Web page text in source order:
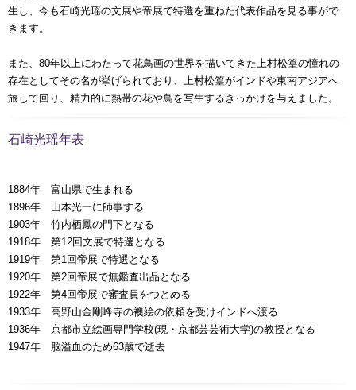
生し、今も石崎光瑶の文展や帝展で特選を重ねた代表作品を見る事がで
きます。
また、80年以上にわたって花鳥画の世界を描いてきた上村松篁の憧れの
存在としてその名が挙げられており、上村松篁がインドや東南アジアへ
旅して回り、精力的に熱帯の花や鳥を写生するきっかけを与えました。
石崎光瑶年表
1884年 富山県で生まれる
1896年 山本光一に師事する
1903年 竹内栖鳳の門下となる
1918年 第12回文展で特選となる
1919年 第1回帝展で特選となる
1920年 第2回帝展で無鑑査出品となる
1922年 第4回帝展で審査員をつとめる
1933年 高野山金剛峰寺の襖絵の依頼を受けインドへ渡る
1936年 京都市立絵画専門学校(現・京都芸芸術大学)の教授となる
1947年 脳溢血のため63歳で逝去